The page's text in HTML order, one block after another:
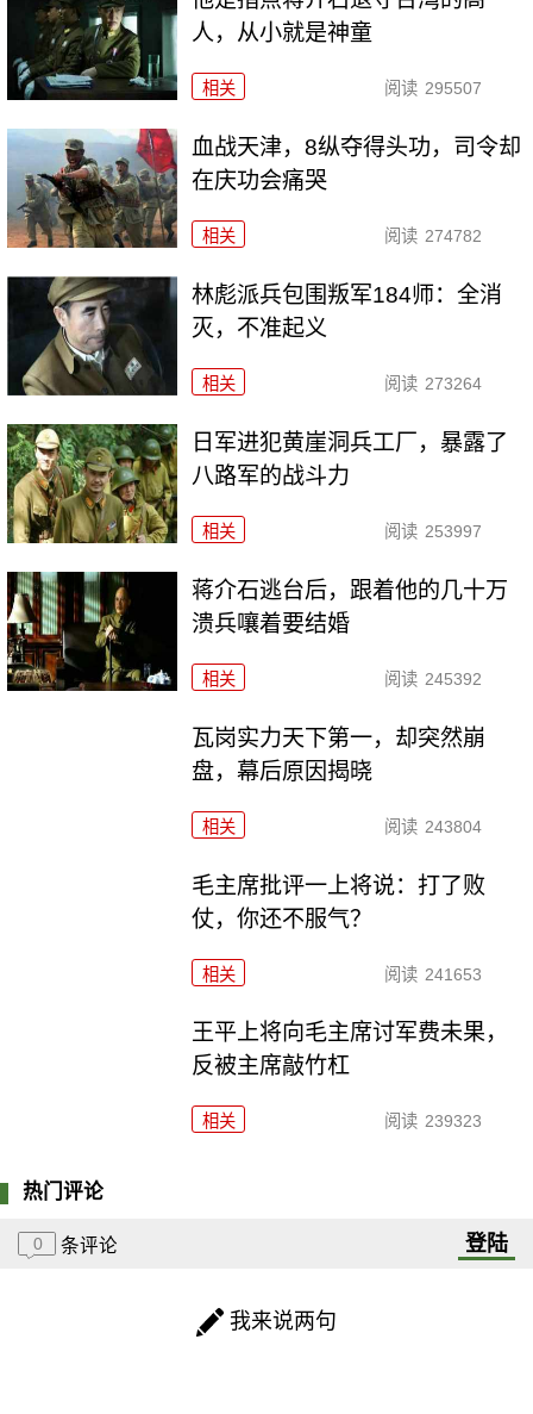
人，从小就是神童
相关 阅读 295507
血战天津，8纵夺得头功，司令却
在庆功会痛哭
相关 阅读 274782
林彪派兵包围叛军184师：全消
灭，不准起义
相关 阅读 273264
日军进犯黄崖洞兵工厂，暴露了
八路军的战斗力
相关 阅读 253997
蒋介石逃台后，跟着他的几十万
溃兵嚷着要结婚
相关 阅读 245392
瓦岗实力天下第一，却突然崩
盘，幕后原因揭晓
相关 阅读 243804
毛主席批评一上将说：打了败
仗，你还不服气？
相关 阅读 241653
王平上将向毛主席讨军费未果，
反被主席敲竹杠
相关 阅读 239323
热门评论
0 条评论 登陆
我来说两句